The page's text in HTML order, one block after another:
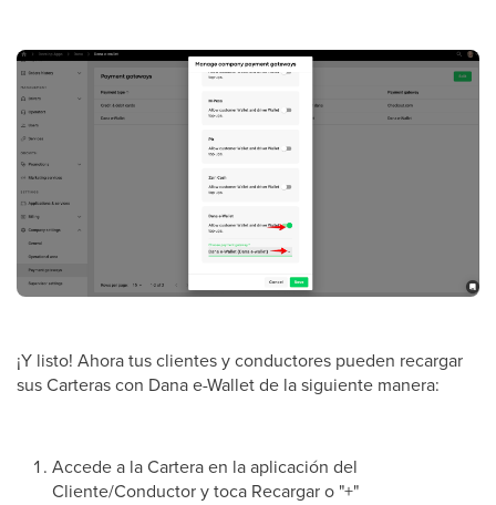
¡Y listo! Ahora tus clientes y conductores pueden recargar
sus Carteras con Dana e-Wallet de la siguiente manera:
Accede a la Cartera en la aplicación del
Cliente/Conductor y toca Recargar o "+"